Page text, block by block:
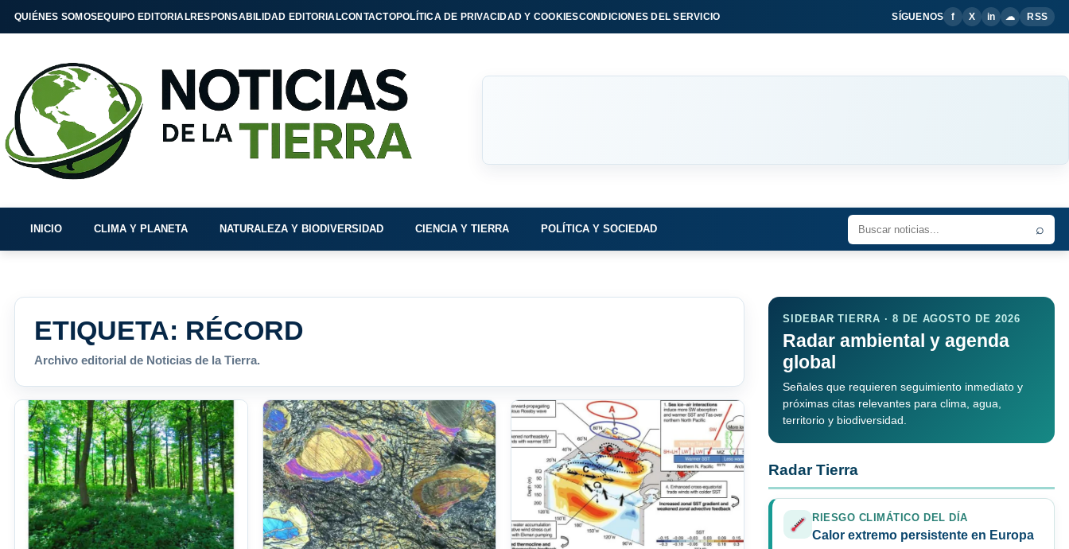
QUIÉNES SOMOSEQUIPO EDITORIALRESPONSABILIDAD EDITORIALCONTACTOPOLÍTICA DE PRIVACIDAD Y COOKIESCONDICIONES DEL SERVICIO SÍGUENOS f X in ☁ RSS
INICIO CLIMA Y PLANETA NATURALEZA Y BIODIVERSIDAD CIENCIA Y TIERRA POLÍTICA Y SOCIEDAD ⌕
ETIQUETA: RÉCORD
Archivo editorial de Noticias de la Tierra.
SIDEBAR TIERRA · 8 DE AGOSTO DE 2026
Radar ambiental y agenda
global
Señales que requieren seguimiento inmediato y
próximas citas relevantes para clima, agua,
territorio y biodiversidad.
Radar Tierra
RIESGO CLIMÁTICO DEL DÍA
Calor extremo persistente en Europa